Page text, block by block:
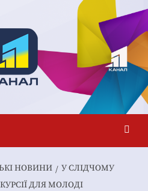
НОВИНИ
У СЛІДЧОМУ
ДЛЯ МОЛОДІ